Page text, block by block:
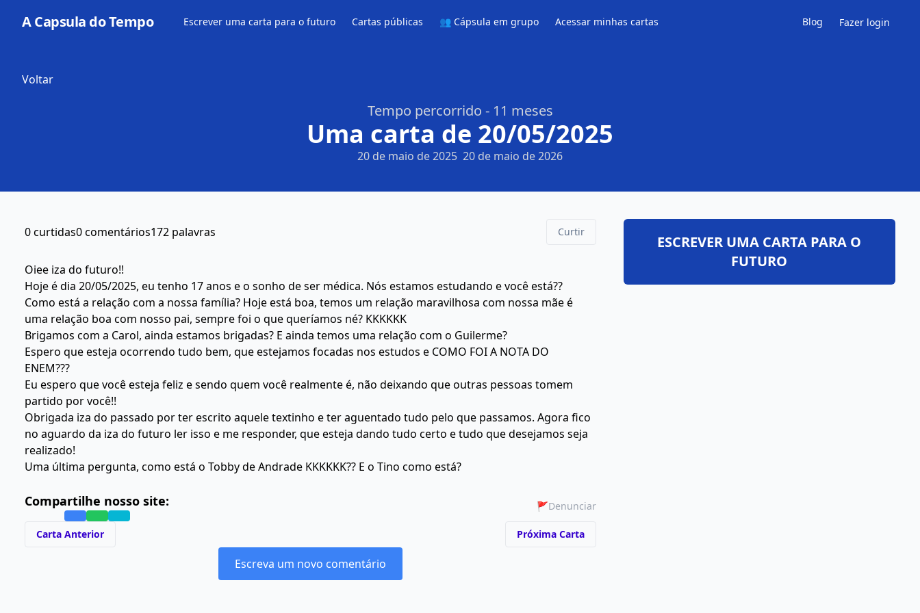
A Capsula do Tempo Escrever uma carta para o futuro Cartas públicas 👥 Cápsula em grupo Acessar minhas cartas Blog Fazer login
Voltar
Tempo percorrido - 11 meses
Uma carta de 20/05/2025
20 de maio de 2025 20 de maio de 2026
0 curtidas0 comentários172 palavras Curtir
Oiee iza do futuro!!
Hoje é dia 20/05/2025, eu tenho 17 anos e o sonho de ser médica. Nós estamos estudando e você está??
Como está a relação com a nossa família? Hoje está boa, temos um relação maravilhosa com nossa mãe é
uma relação boa com nosso pai, sempre foi o que queríamos né? KKKKKK
Brigamos com a Carol, ainda estamos brigadas? E ainda temos uma relação com o Guilerme?
Espero que esteja ocorrendo tudo bem, que estejamos focadas nos estudos e COMO FOI A NOTA DO
ENEM???
Eu espero que você esteja feliz e sendo quem você realmente é, não deixando que outras pessoas tomem
partido por você!!
Obrigada iza do passado por ter escrito aquele textinho e ter aguentado tudo pelo que passamos. Agora fico
no aguardo da iza do futuro ler isso e me responder, que esteja dando tudo certo e tudo que desejamos seja
realizado!
Uma última pergunta, como está o Tobby de Andrade KKKKKK?? E o Tino como está?
Compartilhe nosso site: 🚩Denunciar
Carta Anterior Próxima Carta
Escreva um novo comentário
ESCREVER UMA CARTA PARA O
FUTURO